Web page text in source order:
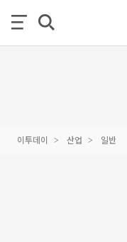
이투데이 산업 일반